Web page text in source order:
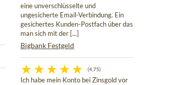
eine unverschlüsselte und
ungesicherte Email-Verbindung. Ein
gesichertes Kunden-Postfach über das
man sich mit der [...]
Bigbank Festgeld
(4,75)
Ich habe mein Konto bei Zinsgold vor